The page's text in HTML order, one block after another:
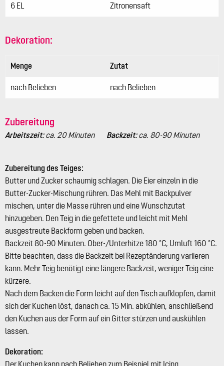
6 EL Zitronensaft
Dekoration:
Menge Zutat
nach Belieben nach Belieben
Zubereitung
Arbeitszeit:ca. 20 Minuten Backzeit:ca. 80-90 Minuten
Zubereitung des Teiges:
Butter und Zucker schaumig schlagen. Die Eier einzeln in die
Butter-Zucker-Mischung rühren. Das Mehl mit Backpulver
mischen, unter die Masse rühren und eine Wunschzutat
hinzugeben. Den Teig in die gefettete und leicht mit Mehl
ausgestreute Backform geben und backen.
Backzeit 80-90 Minuten. Ober-/Unterhitze 180 °C, Umluft 160 °C.
Bitte beachten, dass die Backzeit bei Rezeptänderung variieren
kann. Mehr Teig benötigt eine längere Backzeit, weniger Teig eine
kürzere.
Nach dem Backen die Form leicht auf den Tisch aufklopfen, damit
sich der Kuchen löst, danach ca. 15 Min. abkühlen, anschließend
den Kuchen aus der Form auf ein Gitter stürzen und auskühlen
lassen.
Dekoration:
Der Kuchen kann nach Belieben zum Beispiel mit Icing,